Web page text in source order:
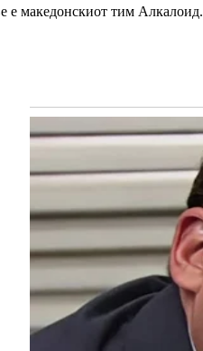
е македонскиот тим Алкалоид.